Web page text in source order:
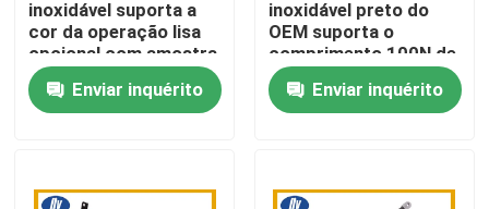
Casa
Sobre nós
inoxidável suporta a
cor da operação lisa
opcional com amostra
grátis
Enviar inquérito
inoxidável preto do
OEM suporta o
comprimento 100N de
600mm - força 800N
para o automóvel
Enviar inquérito